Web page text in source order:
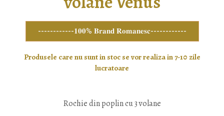
------------𝟏𝟎𝟎% 𝐁𝐫𝐚𝐧𝐝 𝐑𝐨𝐦𝐚𝐧𝐞𝐬𝐜------------
Produsele care nu sunt in stoc se vor realiza in 7-10 zile
lucratoare
Rochie din poplin cu 3 volane